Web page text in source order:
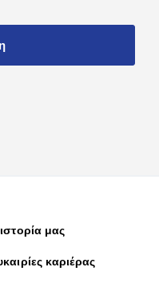
μας
καριέρας